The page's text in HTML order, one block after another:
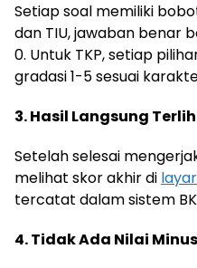
Setiap soal memiliki
dan TIU, jawaban benar
0. Untuk TKP, setiap
gradasi 1-5 sesuai
3. Hasil Langsung
Setelah selesai
melihat skor akhir di layar
tercatat dalam sistem
4. Tidak Ada Nilai Minus